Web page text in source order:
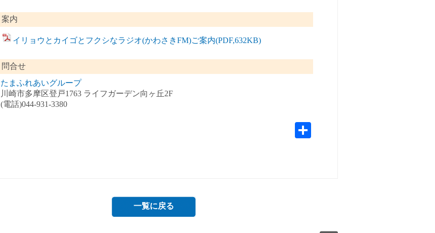
案内
イリョウとカイゴとフクシなラジオ(かわさきFM)ご案内(PDF,632KB)
問合せ
たまふれあいグループ
川崎市多摩区登戸1763 ライフガーデン向ヶ丘2F
(電話)044-931-3380
一覧に戻る